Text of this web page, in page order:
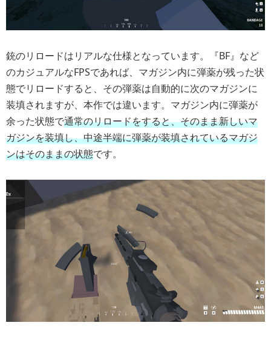
銃のリロードはリアルな仕様となっています。『BF』など
のカジュアルなFPSであれば、マガジン内に弾薬が残った状
態でリロードすると、その弾薬は自動的に次のマガジンに
装填されますが、本作では違います。マガジン内に弾薬が
余った状態で通常のリロードをすると、そのまま新しいマ
ガジンを装填し、中途半端に弾薬が装填されているマガジ
ンはそのままの状態です。